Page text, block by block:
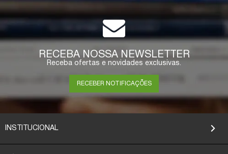
RECEBA NOSSA NEWSLETTER
Receba ofertas e novidades exclusivas.
RECEBER NOTIFICAÇÕES
INSTITUCIONAL